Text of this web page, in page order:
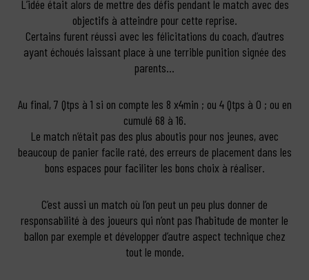
L’idée était alors de mettre des défis pendant le match avec des
objectifs à atteindre pour cette reprise.
Certains furent réussi avec les félicitations du coach, d’autres
ayant échoués laissant place à une terrible punition signée des
parents…
Au final, 7 Qtps à 1 si on compte les 8 x4min ; ou 4 Qtps à 0 ; ou en
cumulé 68 à 16.
Le match n’était pas des plus aboutis pour nos jeunes, avec
beaucoup de panier facile raté, des erreurs de placement dans les
bons espaces pour faciliter les bons choix à réaliser.
C’est aussi un match où l’on peut un peu plus donner de
responsabilité à des joueurs qui n’ont pas l’habitude de monter le
ballon par exemple et développer d’autre aspect technique chez
tout le monde.